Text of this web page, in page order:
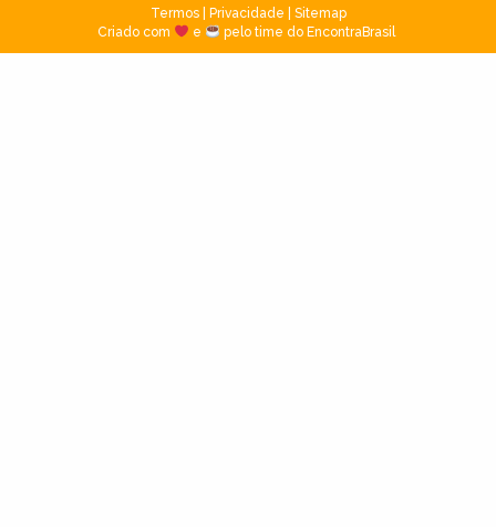
Termos| Privacidade
Sitemap
Criado com
e pelo time do EncontraBrasil